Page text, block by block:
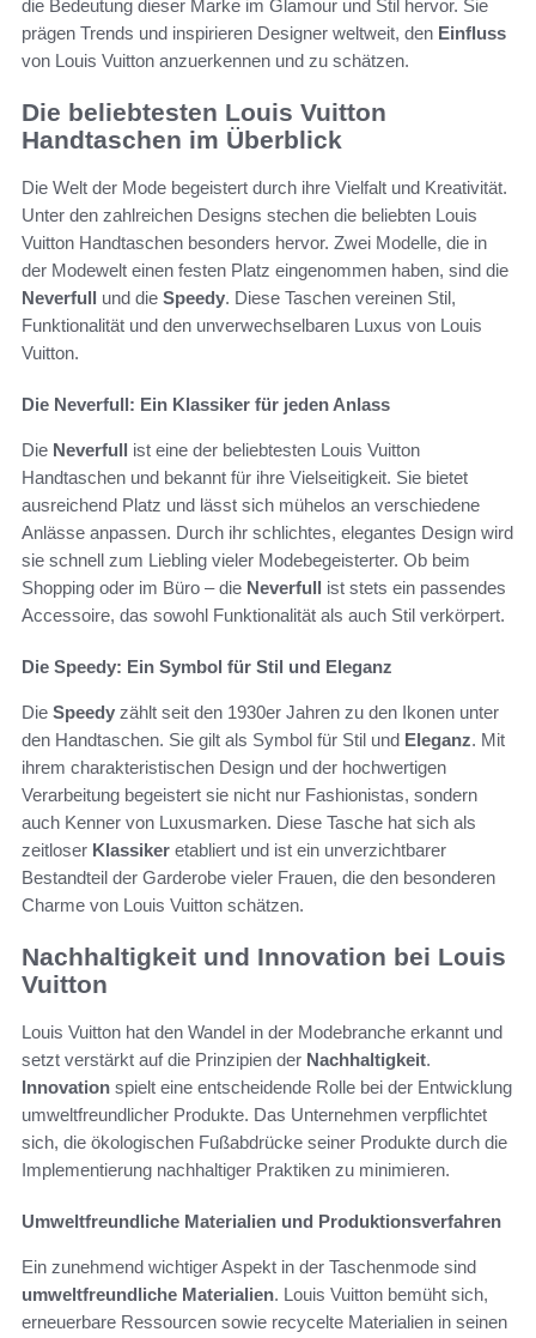
die Bedeutung dieser Marke im Glamour und Stil hervor. Sie
prägen Trends und inspirieren Designer weltweit, den Einfluss
von Louis Vuitton anzuerkennen und zu schätzen.
Die beliebtesten Louis Vuitton
Handtaschen im Überblick
Die Welt der Mode begeistert durch ihre Vielfalt und Kreativität.
Unter den zahlreichen Designs stechen die beliebten Louis
Vuitton Handtaschen besonders hervor. Zwei Modelle, die in
der Modewelt einen festen Platz eingenommen haben, sind die
Neverfull und die Speedy. Diese Taschen vereinen Stil,
Funktionalität und den unverwechselbaren Luxus von Louis
Vuitton.
Die Neverfull: Ein Klassiker für jeden Anlass
Die Neverfull ist eine der beliebtesten Louis Vuitton
Handtaschen und bekannt für ihre Vielseitigkeit. Sie bietet
ausreichend Platz und lässt sich mühelos an verschiedene
Anlässe anpassen. Durch ihr schlichtes, elegantes Design wird
sie schnell zum Liebling vieler Modebegeisterter. Ob beim
Shopping oder im Büro – die Neverfull ist stets ein passendes
Accessoire, das sowohl Funktionalität als auch Stil verkörpert.
Die Speedy: Ein Symbol für Stil und Eleganz
Die Speedy zählt seit den 1930er Jahren zu den Ikonen unter
den Handtaschen. Sie gilt als Symbol für Stil und Eleganz. Mit
ihrem charakteristischen Design und der hochwertigen
Verarbeitung begeistert sie nicht nur Fashionistas, sondern
auch Kenner von Luxusmarken. Diese Tasche hat sich als
zeitloser Klassiker etabliert und ist ein unverzichtbarer
Bestandteil der Garderobe vieler Frauen, die den besonderen
Charme von Louis Vuitton schätzen.
Nachhaltigkeit und Innovation bei Louis
Vuitton
Louis Vuitton hat den Wandel in der Modebranche erkannt und
setzt verstärkt auf die Prinzipien der Nachhaltigkeit.
Innovation spielt eine entscheidende Rolle bei der Entwicklung
umweltfreundlicher Produkte. Das Unternehmen verpflichtet
sich, die ökologischen Fußabdrücke seiner Produkte durch die
Implementierung nachhaltiger Praktiken zu minimieren.
Umweltfreundliche Materialien und Produktionsverfahren
Ein zunehmend wichtiger Aspekt in der Taschenmode sind
umweltfreundliche Materialien. Louis Vuitton bemüht sich,
erneuerbare Ressourcen sowie recycelte Materialien in seinen